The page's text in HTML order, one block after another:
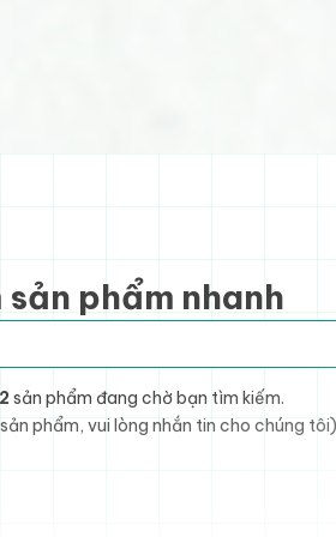
phẩm nhanh
sản phẩm đang chờ bạn tìm kiếm.
phẩm, vui lòng nhắn tin cho chúng tôi)